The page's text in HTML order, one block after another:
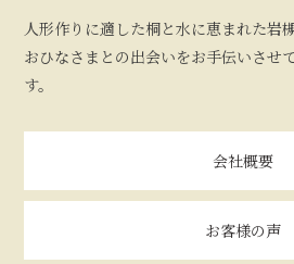
人形作りに適した桐と水に恵まれた岩
おひなさまとの出会いをお手伝いさせ
す。
会社概要
お客様の声